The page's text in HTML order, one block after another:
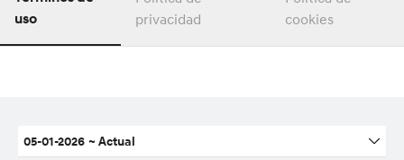
uso
privacidad
cookies
05-01-2026 ~ Actual